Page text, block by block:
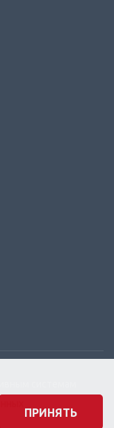
системам
ПРИНЯТЬ